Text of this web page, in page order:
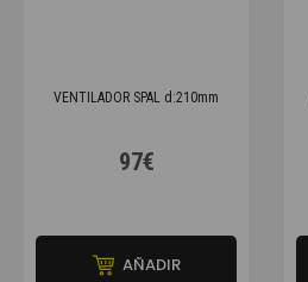
VENTILADOR SPAL d:210mm
97€
AÑADIR